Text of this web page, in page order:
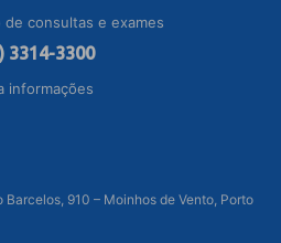
de consultas e exames
3314-3300
informações
Barcelos, 910 – Moinhos de Vento, Porto